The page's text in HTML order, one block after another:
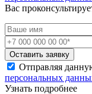
Вас
Оставить заявку
Отправляя
персональных
Узнать подробнее